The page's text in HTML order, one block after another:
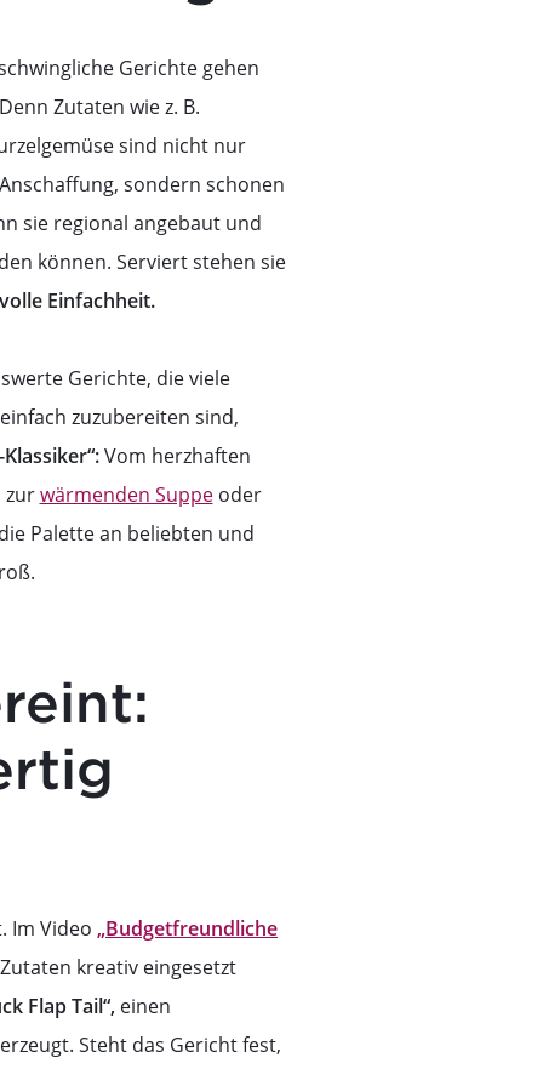
Gerichte gehen
Zutaten wie z. B.
sind nicht nur
sondern schonen
sie regional angebaut und
können. Serviert stehen sie
Einfachheit.
Gerichte, die viele
zuzubereiten sind,
Vom herzhaften
zurwärmenden Suppeoder
Palette an beliebten und
Im Video „Budgetfreundliche
kreativ eingesetzt
Flap Tail“, einen
Steht das Gericht fest,